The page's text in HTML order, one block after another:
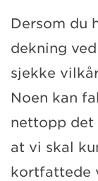
Dersom du
dekning
sjekke
Noen kan
nettopp det
at vi skal
kortfattede